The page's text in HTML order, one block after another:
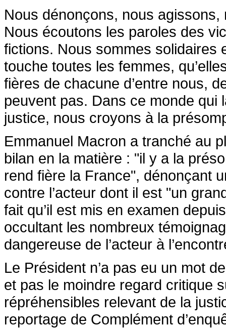
Nous dénonçons, nous
Nous écoutons les paroles des
fictions. Nous sommes solidaires
touche toutes les femmes,
fières de chacune d’entre nous,
peuvent pas. Dans ce monde
justice, nous croyons à la
Emmanuel Macron a tranché au
bilan en la matière : "il y a la
rend fière la France", dénonçant
contre l’acteur dont il est "un
fait qu’il est mis en examen
occultant les nombreux
dangereuse de l’acteur à
Le Président n’a pas eu un mot
et pas le moindre regard critique
répréhensibles relevant de la
reportage de Complément